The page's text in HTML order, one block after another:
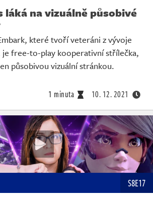
láká na vizuálně působivé
které tvoří veteráni z vývoje
free-to-play kooperativní střílečka,
působivou vizuální stránkou.
1 minuta 10. 12. 2021
S8E17